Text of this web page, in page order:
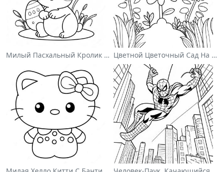
Милый Пасхальный Кролик На Раскраске Цветной Цветочный Сад На Раскраске